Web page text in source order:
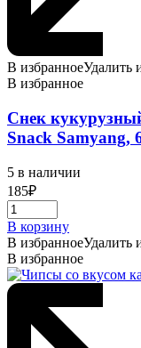
В избранноеУдалить
В избранное
Снек
Snack Samyang,
5 в наличии
185₽
В корзину
В избранноеУдалить
В избранное